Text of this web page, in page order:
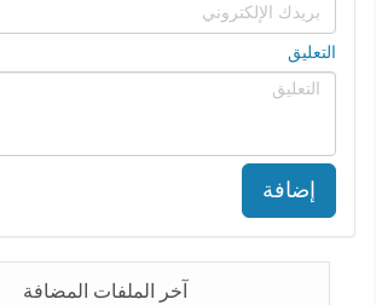
التعليق
إضافة
آخر الملفات المضافة